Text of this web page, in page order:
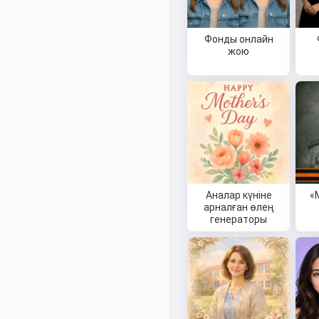
Фонды онлайн
жою
Аналар күніне
арналған өлең
генераторы